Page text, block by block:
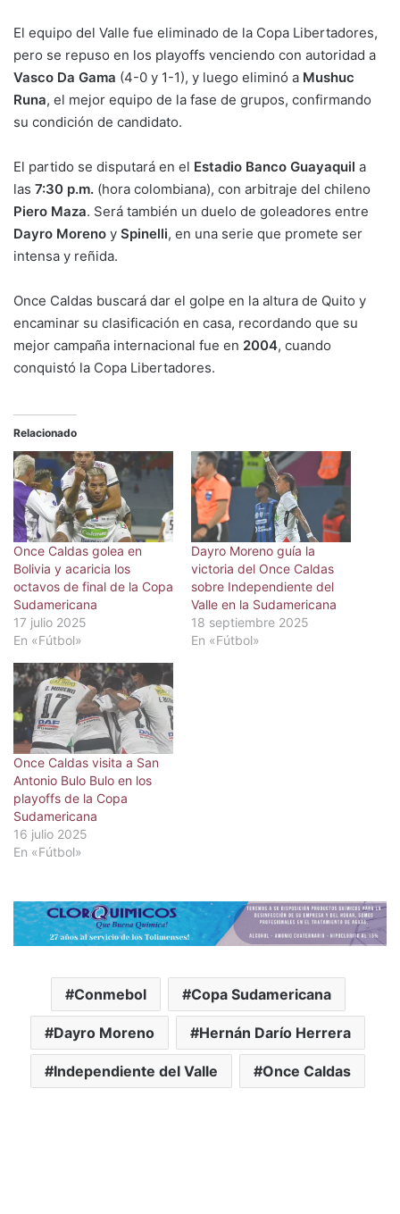
El equipo del Valle fue eliminado de la Copa Libertadores,
pero se repuso en los playoffs venciendo con autoridad a
Vasco Da Gama (4-0 y 1-1), y luego eliminó a Mushuc
Runa, el mejor equipo de la fase de grupos, confirmando
su condición de candidato.
El partido se disputará en el Estadio Banco Guayaquil a
las 7:30 p.m. (hora colombiana), con arbitraje del chileno
Piero Maza. Será también un duelo de goleadores entre
Dayro Moreno y Spinelli, en una serie que promete ser
intensa y reñida.
Once Caldas buscará dar el golpe en la altura de Quito y
encaminar su clasificación en casa, recordando que su
mejor campaña internacional fue en 2004, cuando
conquistó la Copa Libertadores.
Relacionado
Once Caldas golea en
Bolivia y acaricia los
octavos de final de la Copa
Sudamericana
17 julio 2025
En «Fútbol»
Dayro Moreno guía la
victoria del Once Caldas
sobre Independiente del
Valle en la Sudamericana
18 septiembre 2025
En «Fútbol»
Once Caldas visita a San
Antonio Bulo Bulo en los
playoffs de la Copa
Sudamericana
16 julio 2025
En «Fútbol»
Conmebol Copa Sudamericana
Dayro Moreno Hernán Darío Herrera
Independiente del Valle Once Caldas